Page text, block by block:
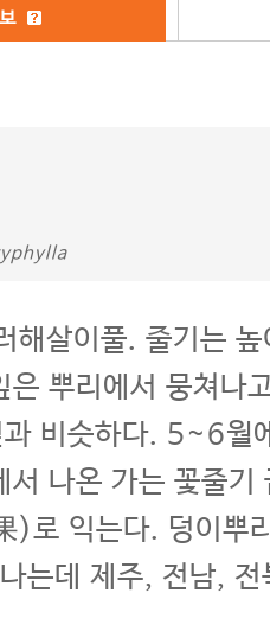
해살이풀. 줄기는
은 뿌리에서 뭉쳐나
비슷하다. 5~6월
서 나온 가는 꽃줄기
)로 익는다. 덩이뿌
는데 제주, 전남,